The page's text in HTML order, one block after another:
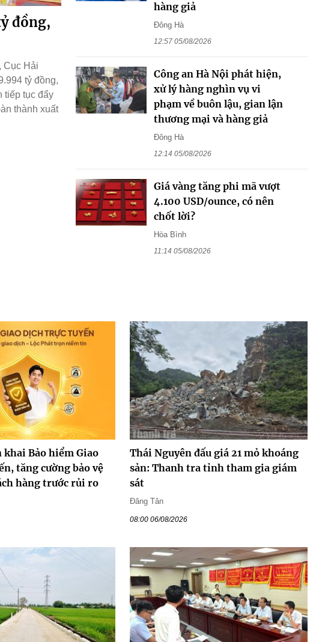
đồng,
Cục Hải
tỷ đồng,
tiếp tục đẩy
thành xuất
hàng giả
Đông Hà
12:57 05/08/2026
Công an Hà Nội phát hiện,
xử lý hàng nghìn vụ vi
phạm về buôn lậu, gian lận
thương mại và hàng giả
Đông Hà
12:14 05/08/2026
Giá vàng tăng phi mã vượt
4.100 USD/ounce, có nên
chốt lời?
Hòa Bình
11:14 05/08/2026
Bảo hiểm Giao
tăng cường bảo vệ
hàng trước rủi ro
Thái Nguyên đấu giá 21 mỏ khoáng
sản: Thanh tra tỉnh tham gia giám
sát
Đăng Tân
08:00 06/08/2026